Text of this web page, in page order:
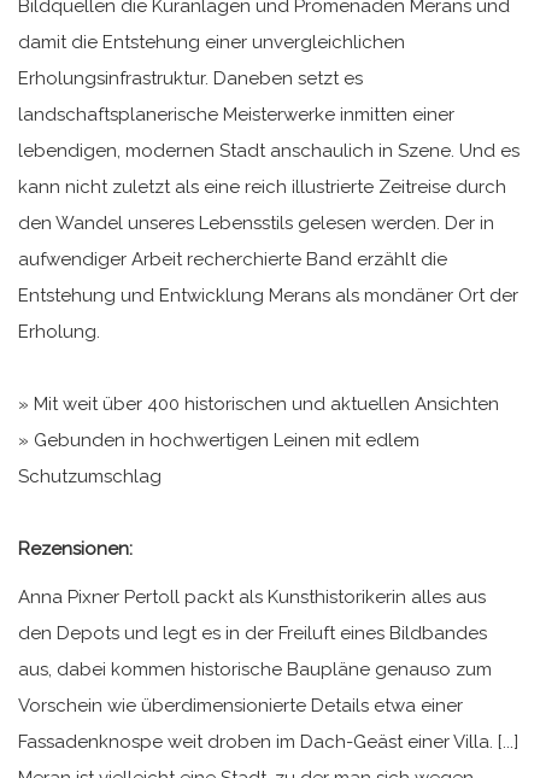
Bildquellen die Kuranlagen und Promenaden Merans und
damit die Entstehung einer unvergleichlichen
Erholungsinfrastruktur. Daneben setzt es
landschaftsplanerische Meisterwerke inmitten einer
lebendigen, modernen Stadt anschaulich in Szene. Und es
kann nicht zuletzt als eine reich illustrierte Zeitreise durch
den Wandel unseres Lebensstils gelesen werden. Der in
aufwendiger Arbeit recherchierte Band erzählt die
Entstehung und Entwicklung Merans als mondäner Ort der
Erholung.
» Mit weit über 400 historischen und aktuellen Ansichten
» Gebunden in hochwertigen Leinen mit edlem
Schutzumschlag
Rezensionen:
Anna Pixner Pertoll packt als Kunsthistorikerin alles aus
den Depots und legt es in der Freiluft eines Bildbandes
aus, dabei kommen historische Baupläne genauso zum
Vorschein wie überdimensionierte Details etwa einer
Fassadenknospe weit droben im Dach-Geäst einer Villa. [...]